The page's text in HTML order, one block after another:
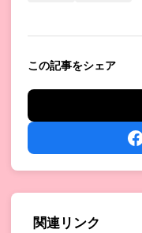
この記事をシェア
関連リンク